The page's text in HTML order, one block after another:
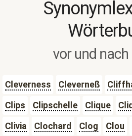
vor und
Cleverness Cleverneß
Clips
Clipschelle Clique
Clivia
Clochard Clog Clou